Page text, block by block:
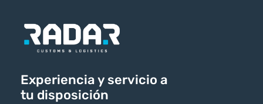
Experiencia y servicio a
tu disposición